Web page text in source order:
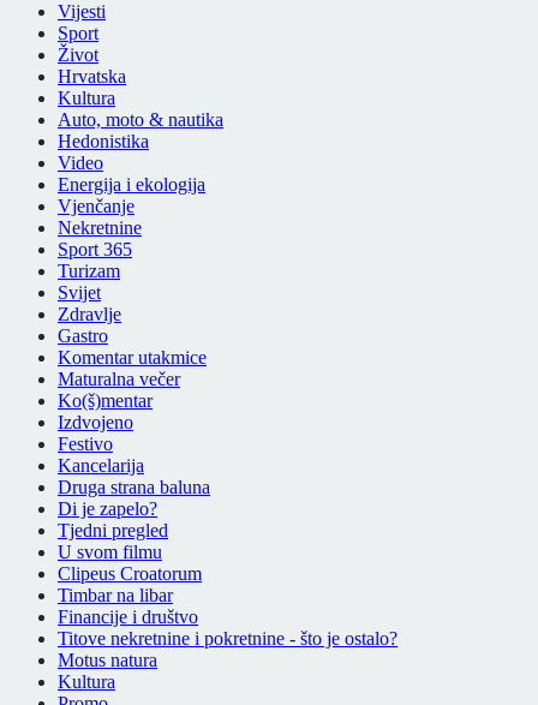
Vijesti
Sport
Život
Hrvatska
Kultura
Auto, moto & nautika
Hedonistika
Video
Energija i ekologija
Vjenčanje
Nekretnine
Sport 365
Turizam
Svijet
Zdravlje
Gastro
Komentar utakmice
Maturalna večer
Ko(š)mentar
Izdvojeno
Festivo
Kancelarija
Druga strana baluna
Di je zapelo?
Tjedni pregled
U svom filmu
Clipeus Croatorum
Timbar na libar
Financije i društvo
Titove nekretnine i pokretnine - što je ostalo?
Motus natura
Kultura